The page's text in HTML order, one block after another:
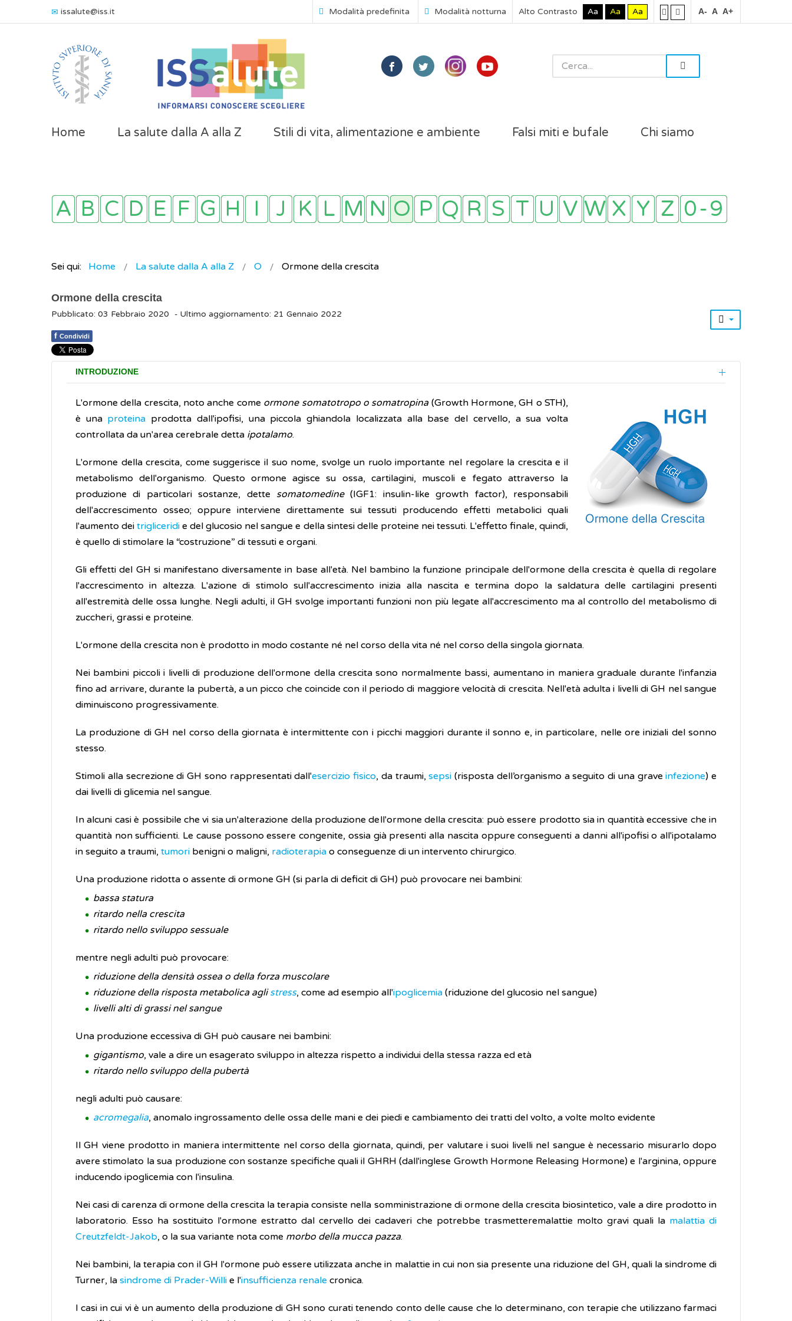
issalute@iss.it Modalità predefinita Modalità notturna Alto Contrasto Aa Aa Aa A- A A+
Home La salute dalla A alla Z Stili di vita, alimentazione e ambiente Falsi miti e bufale Chi siamo
Sei qui: Home La salute dalla A alla Z O Ormone della crescita
Ormone della crescita
Pubblicato: 03 Febbraio 2020 - Ultimo aggiornamento: 21 Gennaio 2022
f Condividi
INTRODUZIONE
L'ormone della crescita, noto anche come ormone somatotropo o somatropina(Growth Hormone, GH o STH),
è una proteina prodotta dall'ipofisi, una piccola ghiandola localizzata alla base del cervello, a sua volta
controllata da un'area cerebrale detta ipotalamo.
L'ormone della crescita, come suggerisce il suo nome, svolge un ruolo importante nel regolare la crescita e il
metabolismo dell'organismo. Questo ormone agisce su ossa, cartilagini, muscoli e fegato attraverso la
produzione di particolari sostanze, dette somatomedine(IGF1: insulin-like growth factor), responsabili
dell'accrescimento osseo; oppure interviene direttamente sui tessuti producendo effetti metabolici quali
l'aumento deitrigliceridie del glucosio nel sangue e della sintesi delle proteine nei tessuti. L'effetto finale, quindi,
è quello di stimolare la “costruzione” di tessuti e organi.
Gli effetti del GH si manifestano diversamente in base all'età. Nel bambino la funzione principale dell'ormone della crescita è quella di regolare
l'accrescimento in altezza. L'azione di stimolo sull'accrescimento inizia alla nascita e termina dopo la saldatura delle cartilagini presenti
all'estremità delle ossa lunghe. Negli adulti, il GH svolge importanti funzioni non più legate all'accrescimento ma al controllo del metabolismo di
zuccheri, grassi e proteine.
L'ormone della crescita non è prodotto in modo costante né nel corso della vita né nel corso della singola giornata.
Nei bambini piccoli i livelli di produzione dell'ormone della crescita sono normalmente bassi, aumentano in maniera graduale durante l'infanzia
fino ad arrivare, durante la pubertà, a un picco che coincide con il periodo di maggiore velocità di crescita. Nell'età adulta i livelli di GH nel sangue
diminuiscono progressivamente.
La produzione di GH nel corso della giornata è intermittente con i picchi maggiori durante il sonno e, in particolare, nelle ore iniziali del sonno
stesso.
Stimoli alla secrezione di GH sono rappresentati dall'esercizio fisico, da traumi,sepsi (risposta dell’organismo a seguito di una graveinfezione) e
dai livelli di glicemia nel sangue.
In alcuni casi è possibile che vi sia un'alterazione della produzione dell'ormone della crescita: può essere prodotto sia in quantità eccessive che in
quantità non sufficienti. Le cause possono essere congenite, ossia già presenti alla nascita oppure conseguenti a danni all'ipofisi o all'ipotalamo
in seguito a traumi, tumori benigni o maligni, radioterapia o conseguenze di un intervento chirurgico.
Una produzione ridotta o assente di ormone GH (si parla di deficit di GH) può provocare nei bambini:
bassa statura
ritardo nella crescita
ritardo nello sviluppo sessuale
mentre negli adulti può provocare:
riduzione della densità ossea o della forza muscolare
riduzione della risposta metabolica aglistress, come ad esempio all'ipoglicemia (riduzione del glucosio nel sangue)
livelli alti di grassi nel sangue
Una produzione eccessiva di GH può causare nei bambini:
gigantismo, vale a dire un esagerato sviluppo in altezza rispetto a individui della stessa razza ed età
ritardo nello sviluppo della pubertà
negli adulti può causare:
acromegalia, anomalo ingrossamento delle ossa delle mani e dei piedi e cambiamento dei tratti del volto, a volte molto evidente
Il GH viene prodotto in maniera intermittente nel corso della giornata, quindi, per valutare i suoi livelli nel sangue è necessario misurarlo dopo
avere stimolato la sua produzione con sostanze specifiche quali il GHRH (dall'inglese Growth Hormone Releasing Hormone) e l'arginina, oppure
inducendo ipoglicemia con l'insulina.
Nei casi di carenza di ormone della crescita la terapia consiste nella somministrazione di ormone della crescita biosintetico, vale a dire prodotto in
laboratorio. Esso ha sostituito l'ormone estratto dal cervello dei cadaveri che potrebbe trasmetteremalattie molto gravi quali la malattia di
Creutzfeldt-Jakob, o la sua variante nota come morbo della mucca pazza.
Nei bambini, la terapia con il GH l'ormone può essere utilizzata anche in malattie in cui non sia presente una riduzione del GH, quali la sindrome di
Turner, la sindrome di Prader-Willi e l'insufficienza renale cronica.
I casi in cui vi è un aumento della produzione di GH sono curati tenendo conto delle cause che lo determinano, con terapie che utilizzano farmaci